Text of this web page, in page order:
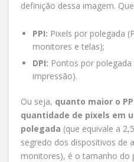
definição dessa imagem.
PPI: Pixels por polegada
monitores e telas);
DPI: Pontos por
impressão).
Ou seja, quanto maior o
quantidade de pixels em
polegada (que equivale a
segredo dos dispositivos de
monitores), é o tamanho do